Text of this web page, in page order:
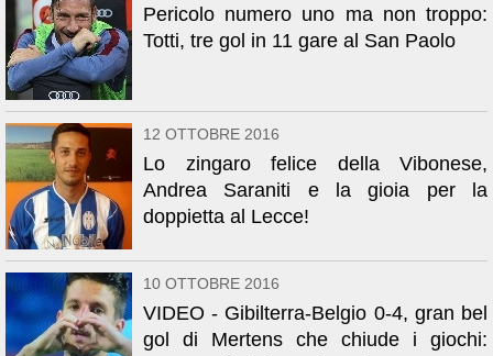
Pericolo numero uno ma non troppo:
Totti, tre gol in 11 gare al San Paolo
12 OTTOBRE 2016
Lo zingaro felice della Vibonese,
Andrea Saraniti e la gioia per la
doppietta al Lecce!
10 OTTOBRE 2016
VIDEO - Gibilterra-Belgio 0-4, gran bel
gol di Mertens che chiude i giochi: